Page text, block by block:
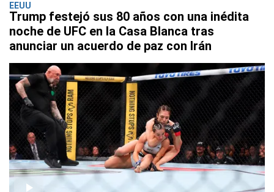
EEUU
Trump festejó sus 80 años con una inédita
noche de UFC en la Casa Blanca tras
anunciar un acuerdo de paz con Irán